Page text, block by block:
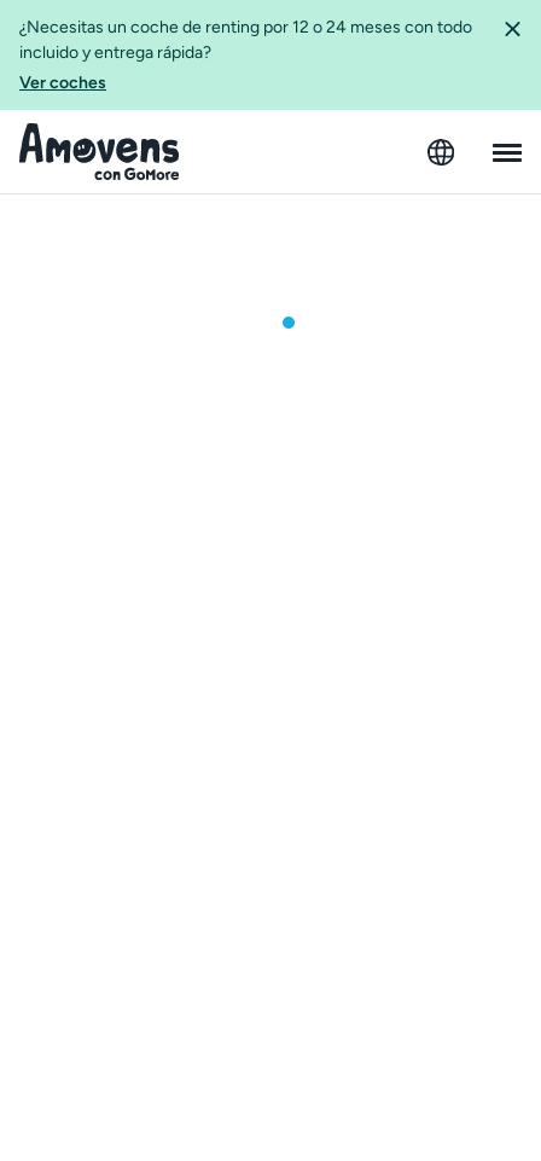
¿Necesitas un coche de renting por 12 o 24 meses con todo
incluido y entrega rápida?
Ver coches